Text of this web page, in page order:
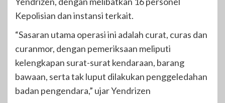
Kepolisian dan instansi terkait.
“Sasaran utama operasi ini adalah curat, curas dan
curanmor, dengan pemeriksaan meliputi
kelengkapan surat-surat kendaraan, barang
bawaan, serta tak luput dilakukan penggeledahan
badan pengendara,” ujar Yendrizen